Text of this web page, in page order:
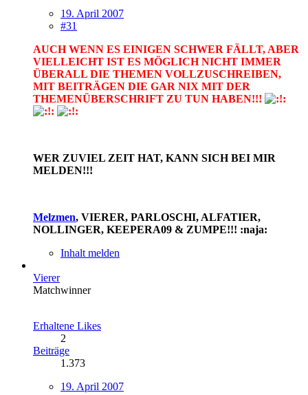
19. April 2007
#31
AUCH WENN ES EINIGEN SCHWER FÄLLT, ABER
VIELLEICHT IST ES MÖGLICH NICHT IMMER
ÜBERALL DIE THEMEN VOLLZUSCHREIBEN,
MIT BEITRÄGEN DIE GAR NIX MIT DER
THEMENÜBERSCHRIFT ZU TUN HABEN!!!
WER ZUVIEL ZEIT HAT, KANN SICH BEI MIR
MELDEN!!!
Melzmen, VIERER, PARLOSCHI, ALFATIER,
NOLLINGER, KEEPERA09 & ZUMPE!!! :naja:
Inhalt melden
Vierer
Matchwinner
Erhaltene Likes
2
Beiträge
1.373
19. April 2007